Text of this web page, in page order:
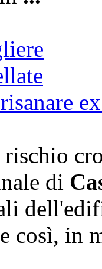
rischio
di
così, in